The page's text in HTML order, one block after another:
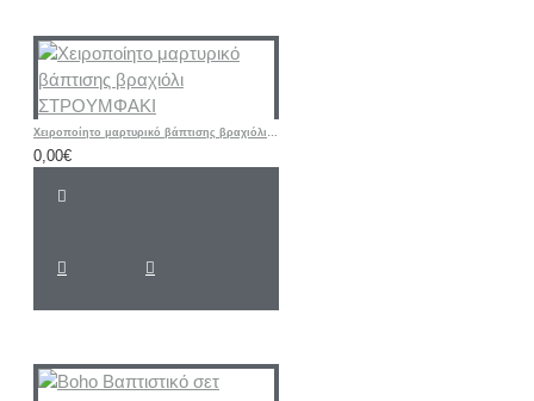
Χειροποίητο μαρτυρικό βάπτισης βραχιόλι ΣΤΡΟΥΜΦΑΚΙ
0,00€